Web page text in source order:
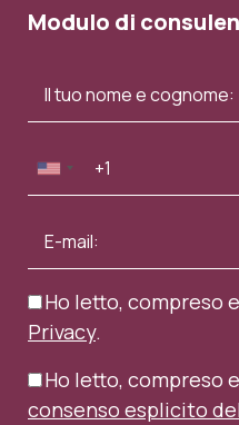
Modulo di
Ho letto, compreso
Privacy.
Ho letto, compreso
consenso esplicito